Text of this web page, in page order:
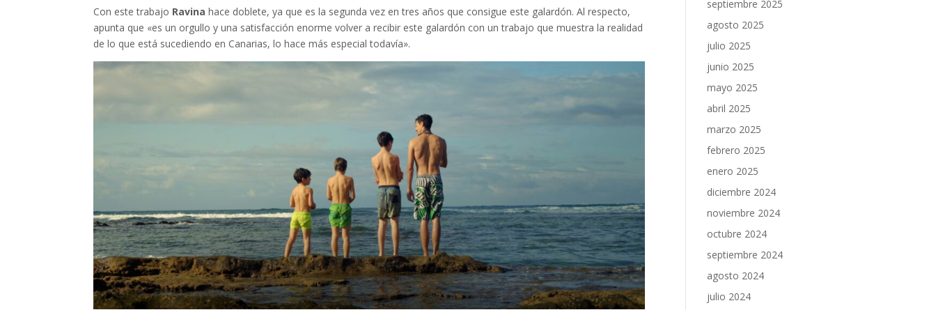
Con este trabajo Ravinahace doblete, ya que es la segunda vez en tres años que consigue este galardón. Al respecto,
apunta que «es un orgullo y una satisfacción enorme volver a recibir este galardón con un trabajo que muestra la realidad
de lo que está sucediendo en Canarias, lo hace más especial todavía».
septiembre 2025
agosto 2025
julio 2025
junio 2025
mayo 2025
abril 2025
marzo 2025
febrero 2025
enero 2025
diciembre 2024
noviembre 2024
octubre 2024
septiembre 2024
agosto 2024
julio 2024